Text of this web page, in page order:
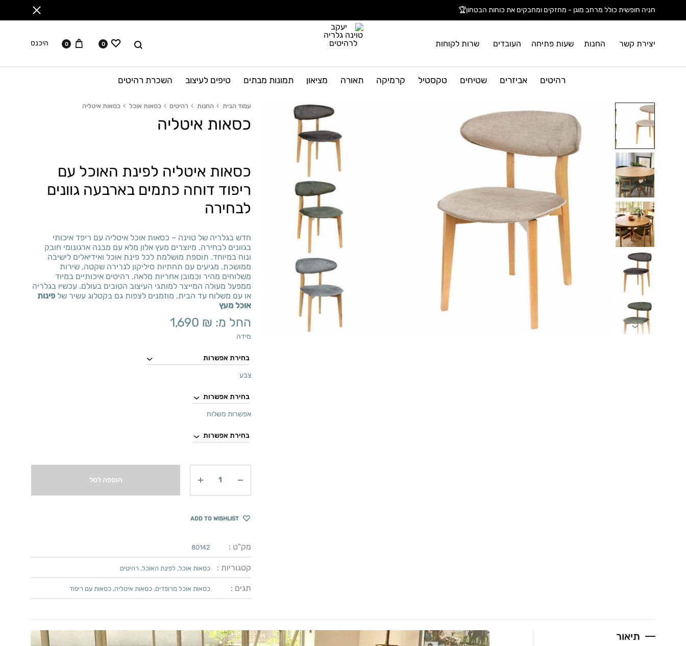
חניה חופשית כולל מרחב מוגן - מחזקים ומחבקים את כוחות הבטחון🏆
יצירת קשר החנות שעות פתיחה העובדים שרות לקוחות
יעקב
טוינה
גלריה
לרהיטים
לחפש ווישליסט
0 עגלה
0 היכנס
רהיטים אביזרים שטיחים טקסטיל קרמיקה תאורה מציאון תמונות מבתים טיפים לעיצוב השכרת רהיטים
עמוד הבית החנות רהיטים כסאות אוכל כסאות איטליה
כסאות איטליה
כסאות איטליה לפינת האוכל עם
ריפוד דוחה כתמים בארבעה גוונים
לבחירה
חדש בגלריה של טוינה – כסאות אוכל איטליה עם ריפד איכותי
בגוונים לבחירה. מיוצרים מעץ אלון מלא עם מבנה ארגונומי חובק
ונוח במיוחד. תוספת מושלמת לכל פינת אוכל ואידיאלים לישיבה
ממושכת. מגיעים עם תחתיות סיליקון לגרירה שקטה, שירות
משלוחים מהיר וכמובן אחריות מלאה. רהיטים איכותיים במיוד
ממפעל מעולה המייצר למותגי העיצוב הטובים בעולם. עכשיו בגלריה
או עם משלוח עד הבית. מוזמנים לצפות גם בקטלוג עשיר של פינות
אוכל מעץ
החל מ: 1,690 ₪
מידה
צבע
אפשרות משלוח
הוספה לסל
ADD TO WISHLIST
מק"ט : 80142
קטגוריות : כסאות אוכל, לפינת האוכל, רהיטים
תגים : כסאות אוכל מרופדים, כסאות איטליה, כסאות עם ריפוד
תיאור